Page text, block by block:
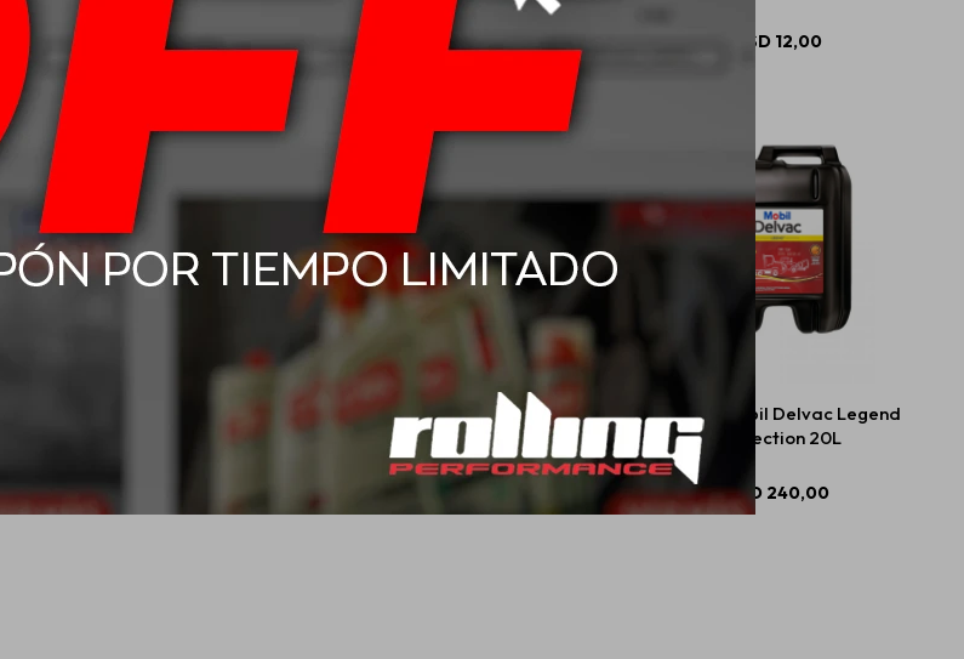
USD 54,00 USD202,00 USD 12,00
Mobil Special 2T 500ml
USD
20W50 Mobil Delvac Legend
Protection 20L
USD 240,00